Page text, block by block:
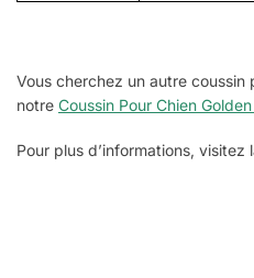
Vous cherchez un autre coussin
notre Coussin Pour Chien
Pour plus d’informations, visitez